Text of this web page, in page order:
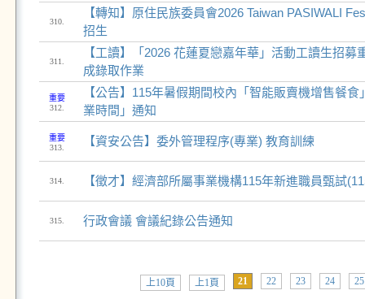
310.
【轉知】原住民族委員會2026 Taiwan PASIWALI
招生
311.
【工讀】「2026 花蓮夏戀嘉年華」活動工讀生招募
成錄取作業
重要
312.
【公告】115年暑假期間校內「智能販賣機增售餐
業時間」通知
重要
313.
【資安公告】委外管理程序(專業) 教育訓練
314. 【徵才】經濟部所屬事業機構115年新進職員甄試
315. 行政會議 會議紀錄公告通知
上10頁 上1頁 21 22 23 24 25